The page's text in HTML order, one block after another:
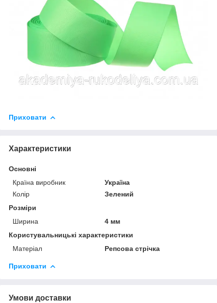
Приховати
Характеристики
Основні
Країна виробник
Україна
Колір
Зелений
Розміри
Ширина
4 мм
Користувальницькі характеристики
Матеріал
Репсова стрічка
Приховати
Умови доставки